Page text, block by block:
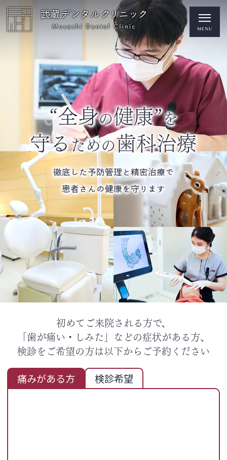
“全身の健康”を
守るための歯科治療
徹底した予防管理と精密治療で
患者さんの健康を守ります
初めてご来院される方で、
「歯が痛い・しみた」などの症状がある方、
検診をご希望の方は以下からご予約ください
痛みがある方 検診希望